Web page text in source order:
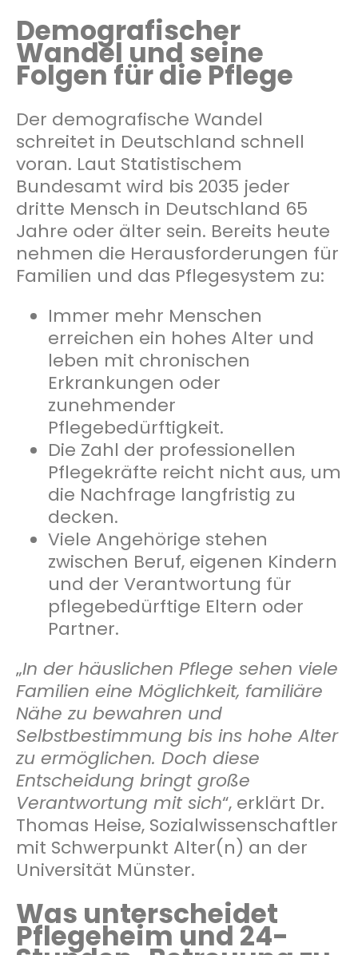
Demografischer
Wandel und seine
Folgen für die Pflege
Der demografische Wandel
schreitet in Deutschland schnell
voran. Laut Statistischem
Bundesamt wird bis 2035 jeder
dritte Mensch in Deutschland 65
Jahre oder älter sein. Bereits heute
nehmen die Herausforderungen für
Familien und das Pflegesystem zu:
Immer mehr Menschen
erreichen ein hohes Alter und
leben mit chronischen
Erkrankungen oder
zunehmender
Pflegebedürftigkeit.
Die Zahl der professionellen
Pflegekräfte reicht nicht aus, um
die Nachfrage langfristig zu
decken.
Viele Angehörige stehen
zwischen Beruf, eigenen Kindern
und der Verantwortung für
pflegebedürftige Eltern oder
Partner.
„In der häuslichen Pflege sehen viele
Familien eine Möglichkeit, familiäre
Nähe zu bewahren und
Selbstbestimmung bis ins hohe Alter
zu ermöglichen. Doch diese
Entscheidung bringt große
Verantwortung mit sich“, erklärt Dr.
Thomas Heise, Sozialwissenschaftler
mit Schwerpunkt Alter(n) an der
Universität Münster.
Was unterscheidet
Pflegeheim und 24-